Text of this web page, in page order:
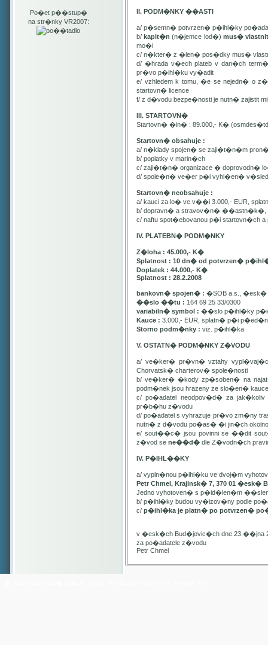
Po�et p��stup�
na str�nky VR2007:
II. PODM�NKY ��ASTI
a/ p�semn� potvrzen� p�ihl�ky
b/kapit�n(n�jemce lod�) mus�
mo�i
c/ n�kter� z �len� pos�dky mus�
d/ �hrada v�ech plateb v dan�ch
pr�vo p�ihl�ku vy�adit
e/ vzhledem k tomu, �e se nejedn� o
startovn� licence
f/ z d�vodu bezpe�nosti je nutn� zajistit
III. STARTOVN�
Startovn� �in� : 89.000,- K�
Startovn� obsahuje :
a/ n�klady spojen� se zaji�t�n�m
b/ poplatky v marin�ch
c/ zaji�t�n� organizace � doprovodn�
d/ spole�n� ve�er p�i vyhl�en�
Startovn� neobsahuje :
a/ kauci za lo� ve v��i 3.000,- EUR,
b/ dopravn� a stravov�n� ��astn�k�,
c/ naftu spot�ebovanou p�i startovn�ch
IV. PLATEBN� PODM�NKY
Z�loha : 45.000,- K�
Splatnost : 10 dn� od potvrzen�
Doplatek : 44.000,- K�
Splatnost : 28.2.2008
bankovn� spojen� : �SOB a.s., �esk�
��slo ��tu : 164 69 25 33/0300
variabiln� symbol : ��slo p�ihl�ky
Kauce : 3.000,- EUR, splatn� p�i
Storno podm�nky : viz. p�ihl�ka
V. OSTATN� PODM�NKY Z�VODU
a/ ve�ker� pr�vn� vztahy
Chorvatsk� charterov� spole�nosti
b/ ve�ker� �kody zp�soben� na
podm�nek jsou hrazeny ze slo�en� kauce
c/ po�adatel neodpov�d� za
pr�b�hu z�vodu
d/ po�adatel s vyhrazuje pr�vo zm�ny
nutn� z d�vodu po�as� �i jin�ch
e/ sout��c� jsou povinni se ��dit
z�vod se ne��d� dle Z�vodn�ch
IV. P�IHL��KY
a/ vypln�nou p�ihl�ku ve dvoj�m
Petr Chmel, Krajinsk� 7, 370 01 �esk�
Jedno vyhotoven� s p�id�len�m
b/ p�ihl�ky budou vy�izov�ny podle
c/ p�ihl�ka je platn� po potvrzen�
v �esk�ch Bud�jovic�ch dne 23.��jna
za po�adatele z�vodu
Petr Chmel